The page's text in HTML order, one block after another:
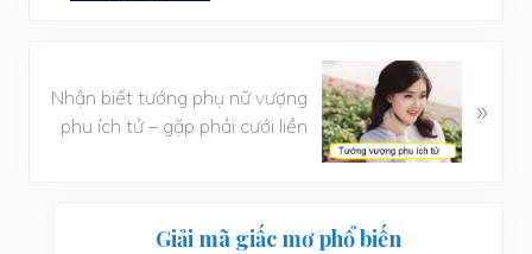
t
à
Nhận biết tướng phụ nữ vượng
phu ích tử – gặp phải cưới liền
»
SidebarGiải mã giấc mơ phổ biến